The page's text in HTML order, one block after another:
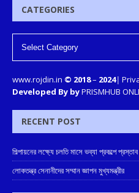
CATEGORIES
www.rojdin.in © 2018– 2024|
Developed By byPRISMHUB
RECENT POST
শিল্পায়নের লক্ষ্যে চলতি মাসে ভব্যা প্রকল্পে
লোকতন্ত্র সেনানীদের সম্মান জ্ঞাপন মুখ্যমন্ত্রীর